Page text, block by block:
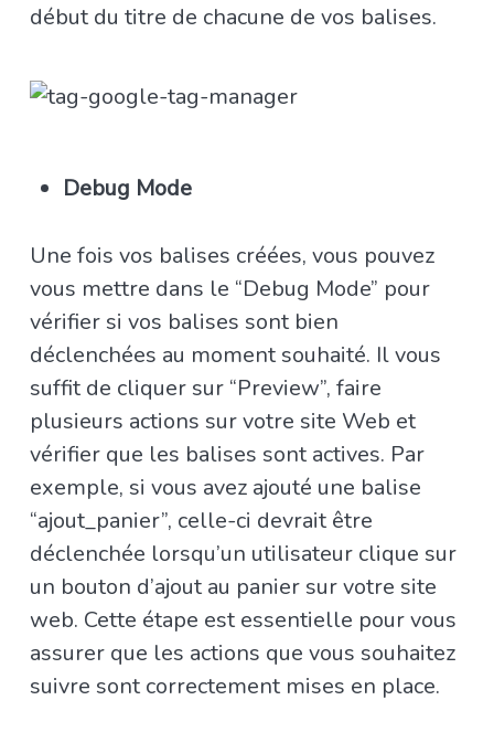
début du titre de chacune de vos balises.
Debug Mode
Une fois vos balises créées, vous pouvez
vous mettre dans le “Debug Mode” pour
vérifier si vos balises sont bien
déclenchées au moment souhaité. Il vous
suffit de cliquer sur “Preview”, faire
plusieurs actions sur votre site Web et
vérifier que les balises sont actives. Par
exemple, si vous avez ajouté une balise
“ajout_panier”, celle-ci devrait être
déclenchée lorsqu’un utilisateur clique sur
un bouton d’ajout au panier sur votre site
web. Cette étape est essentielle pour vous
assurer que les actions que vous souhaitez
suivre sont correctement mises en place.